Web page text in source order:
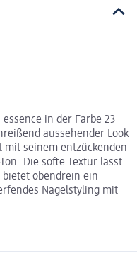
in der Farbe 23
aussehender Look
mit seinem entzückenden
Die softe Textur lässt
obendrein ein
Nagelstyling mit